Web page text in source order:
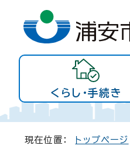
くらし・手続き
現在位置： トップページ